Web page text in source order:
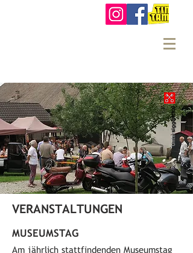
VERANSTALTUNGEN
MUSEUMSTAG
Am jährlich stattfindenden Museumstag